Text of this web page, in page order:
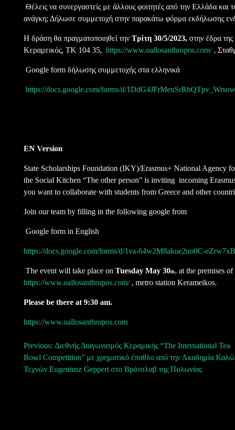
Θέλεις να συνεργαστείς με άλλους φοιτητές από την Ελλάδα και
ανάγκη; Δήλωσε συμμετοχή στην παρακάτω φόρμα εκδήλωσης
Η δράση θα πραγματοποιηθεί την Τρίτη 30/5/2023, στην έδρα
Κεραμεικός, ΤΚ 104 35, https://www.oallosanthropos.com/,
Google form δήλωσης συμμετοχής στα ελληνικά
https://docs.google.com/forms/d/
EN Version
State Scholarships Foundation (IKY)/Erasmus+ National Agency
the Social Kitchen “The other person” is inviting incoming
you want to collaborate with students from Greece and other
Join our team by filling in the following google from
Google form in English
https://docs.google.com/forms/d/1va-64w2M8akue2uo0C-
The event will take place on Tuesday May 30th, at the premises
https://www.oallosanthropos.com/, metro station Kerameikos.
Please be there at 9:30 am.
https://www.oallosanthropos.com
Πλοήγηση
άρθρων
Previous: Διεθνής Διαγωνισμός Κεραμικής “The International Tea
Bowl Competition” με χρηματικό έπαθλο από την Ακαδημία
Τεχνών Eugeniusz Geppert στο Βρότσλαβ της Πολωνίας